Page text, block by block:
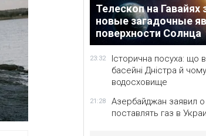
Телескоп на Гавайях
новые загадочные
поверхности Солнца
23:32
Історична посуха: що
басейні Дністра й чому
водосховище
21:28
Азербайджан заявил о
поставлять газ в